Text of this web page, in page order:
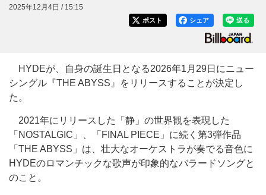
2025年12月4日 / 15:15
送る
シェア
ポスト
HYDEが、自身の誕生日となる2026年1月29日にニュー
シングル『THE ABYSS』をリリースすることが決定し
た。
2021年にリリースした「静」の世界観を表現した
「NOSTALGIC」、「FINAL PIECE」に続く第3弾作品
「THE ABYSS」は、壮大なオーケストラが奏でる音色に
HYDEのロマンチックな歌声が印象的なバラードソングと
のこと。